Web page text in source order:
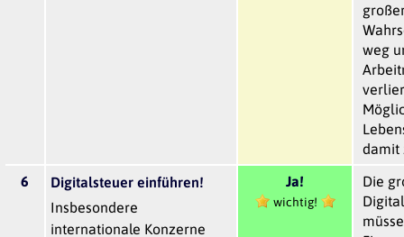
weg
damit
6
Digitalsteuer einführen!
Insbesondere
internationale Konzerne
Ja!
wichtig!
Die